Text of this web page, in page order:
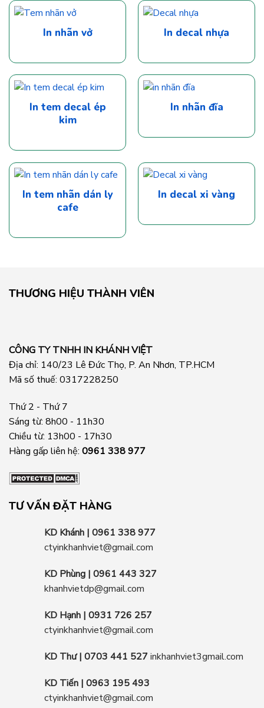
In nhãn vở In decal nhựa
In tem decal ép
kim
In nhãn đĩa
In tem nhãn dán ly
cafe
In decal xi vàng
THƯƠNG HIỆU THÀNH VIÊN
CÔNG TY TNHH IN KHÁNH VIỆT
Địa chỉ: 140/23 Lê Đức Thọ, P. An Nhơn, TP.HCM
Mã số thuế: 0317228250
Thứ 2 - Thứ 7
Sáng từ: 8h00 - 11h30
Chiều từ: 13h00 - 17h30
Hàng gấp liên hệ: 0961 338 977
TƯ VẤN ĐẶT HÀNG
KD Khánh | 0961 338 977
ctyinkhanhviet@gmail.com
KD Phùng | 0961 443 327
khanhvietdp@gmail.com
KD Hạnh | 0931 726 257
ctyinkhanhviet@gmail.com
KD Thư | 0703 441 527inkhanhviet3gmail.com
KD Tiến | 0963 195 493
ctyinkhanhviet@gmail.com